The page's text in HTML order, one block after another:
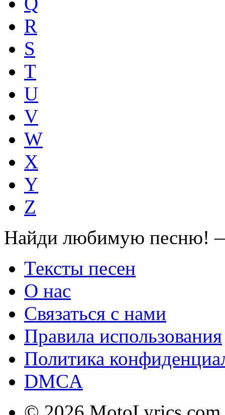
R
S
T
U
V
W
X
Y
Z
Найди любимую песню!
Тексты песен
О нас
Связаться с нами
Правила использования
Политика
DMCA